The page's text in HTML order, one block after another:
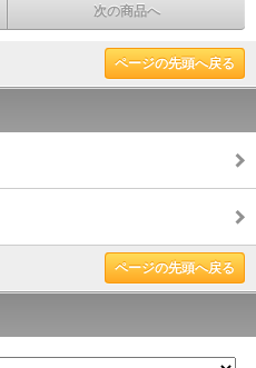
次の商品へ
ページの先頭へ戻る
ページの先頭へ戻る